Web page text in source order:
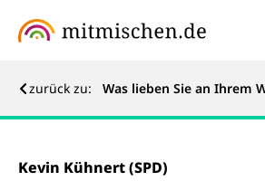
zurück zu: Was lieben Sie an Ihrem
Kevin Kühnert (SPD)